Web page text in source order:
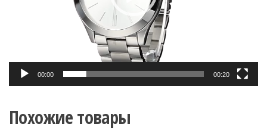
00:00 00:20
Похожие товары